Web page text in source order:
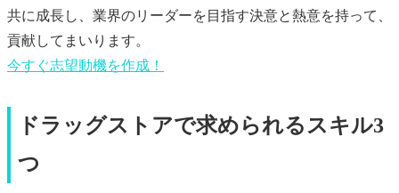
共に成長し、業界のリーダーを目指す決意と熱意を持って、
貢献してまいります。
今すぐ志望動機を作成！
ドラッグストアで求められるスキル3
つ